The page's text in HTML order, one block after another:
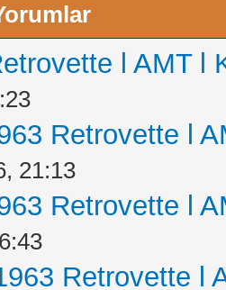
l AMT l
Retrovette l
21:13
Retrovette l
Retrovette l